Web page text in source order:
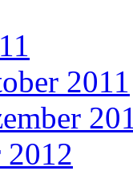
2011
2012